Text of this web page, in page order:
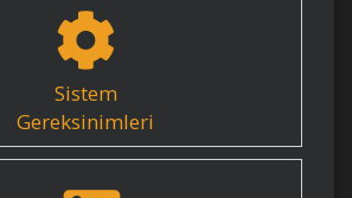
Sistem
Gereksinimleri